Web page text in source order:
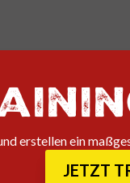
erstellen ein
JETZT